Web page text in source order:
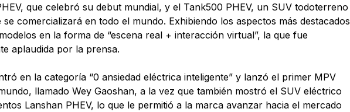
que celebró su debut mundial, y el Tank500 PHEV, un SUV todoterreno
se comercializará en todo el mundo. Exhibiendo los aspectos más destacados
en la forma de “escena real + interacción virtual”, la que fue
aplaudida por la prensa.
en la categoría “0 ansiedad eléctrica inteligente” y lanzó el primer MPV
llamado Wey Gaoshan, a la vez que también mostró el SUV eléctrico
Lanshan PHEV, lo que le permitió a la marca avanzar hacia el mercado